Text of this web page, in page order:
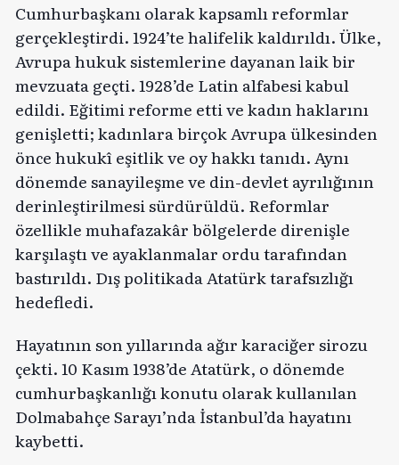
Cumhurbaşkanı olarak kapsamlı reformlar
gerçekleştirdi. 1924’te halifelik kaldırıldı. Ülke,
Avrupa hukuk sistemlerine dayanan laik bir
mevzuata geçti. 1928’de Latin alfabesi kabul
edildi. Eğitimi reforme etti ve kadın haklarını
genişletti; kadınlara birçok Avrupa ülkesinden
önce hukukî eşitlik ve oy hakkı tanıdı. Aynı
dönemde sanayileşme ve din-devlet ayrılığının
derinleştirilmesi sürdürüldü. Reformlar
özellikle muhafazakâr bölgelerde direnişle
karşılaştı ve ayaklanmalar ordu tarafından
bastırıldı. Dış politikada Atatürk tarafsızlığı
hedefledi.
Hayatının son yıllarında ağır karaciğer sirozu
çekti. 10 Kasım 1938’de Atatürk, o dönemde
cumhurbaşkanlığı konutu olarak kullanılan
Dolmabahçe Sarayı’nda İstanbul’da hayatını
kaybetti.